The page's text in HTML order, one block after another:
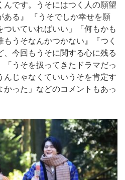
んです。うそにはつく人の願望
ある』 『うそでしか幸せを願
ついていればいい」「何もかも
うそなんかつかない』『つく
、今回もうそに関する心に残る
うそを扱ってきたドラマだっ
んじゃなくていいうそを肯定す
かった」などのコメントもあっ